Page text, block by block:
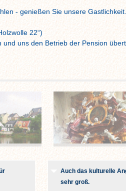
- genießen Sie unsere Gastlichkeit.
22“)
uns den Betrieb der Pension
Auch das kulturelle
sehr groß.